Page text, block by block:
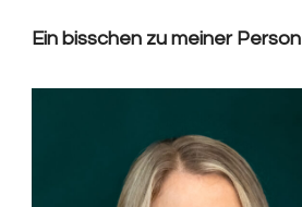
Ein bisschen zu meiner Person